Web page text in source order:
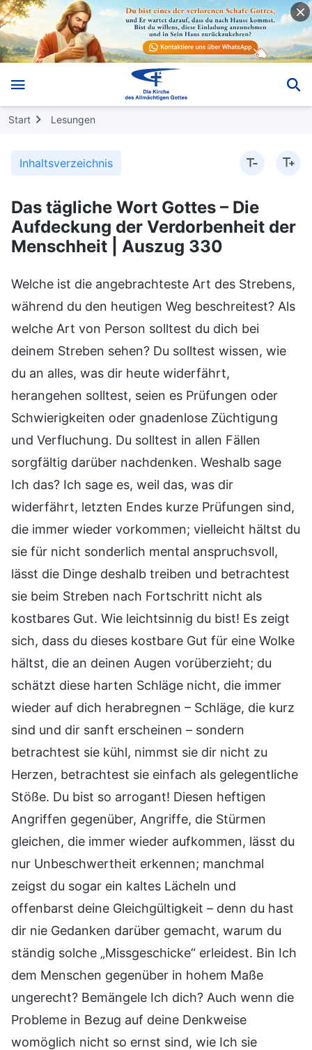
Start Lesungen
Inhaltsverzeichnis
Das tägliche Wort Gottes – Die
Aufdeckung der Verdorbenheit der
Menschheit | Auszug 330
Welche ist die angebrachteste Art des Strebens,
während du den heutigen Weg beschreitest? Als
welche Art von Person solltest du dich bei
deinem Streben sehen? Du solltest wissen, wie
du an alles, was dir heute widerfährt,
herangehen solltest, seien es Prüfungen oder
Schwierigkeiten oder gnadenlose Züchtigung
und Verfluchung. Du solltest in allen Fällen
sorgfältig darüber nachdenken. Weshalb sage
Ich das? Ich sage es, weil das, was dir
widerfährt, letzten Endes kurze Prüfungen sind,
die immer wieder vorkommen; vielleicht hältst du
sie für nicht sonderlich mental anspruchsvoll,
lässt die Dinge deshalb treiben und betrachtest
sie beim Streben nach Fortschritt nicht als
kostbares Gut. Wie leichtsinnig du bist! Es zeigt
sich, dass du dieses kostbare Gut für eine Wolke
hältst, die an deinen Augen vorüberzieht; du
schätzt diese harten Schläge nicht, die immer
wieder auf dich herabregnen – Schläge, die kurz
sind und dir sanft erscheinen – sondern
betrachtest sie kühl, nimmst sie dir nicht zu
Herzen, betrachtest sie einfach als gelegentliche
Stöße. Du bist so arrogant! Diesen heftigen
Angriffen gegenüber, Angriffe, die Stürmen
gleichen, die immer wieder aufkommen, lässt du
nur Unbeschwertheit erkennen; manchmal
zeigst du sogar ein kaltes Lächeln und
offenbarst deine Gleichgültigkeit – denn du hast
dir nie Gedanken darüber gemacht, warum du
ständig solche „Missgeschicke“ erleidest. Bin Ich
dem Menschen gegenüber in hohem Maße
ungerecht? Bemängele Ich dich? Auch wenn die
Probleme in Bezug auf deine Denkweise
womöglich nicht so ernst sind, wie Ich sie